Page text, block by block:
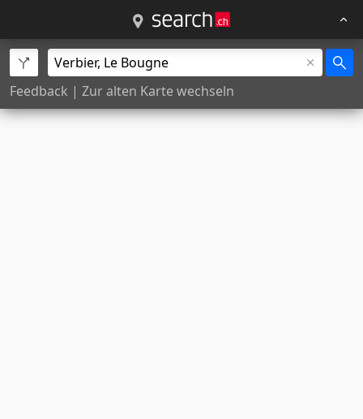
Feedback | Zur alten Karte wechseln